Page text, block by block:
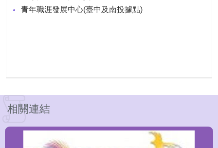
青年職涯發展中心(臺中及南投據點)
相關連結